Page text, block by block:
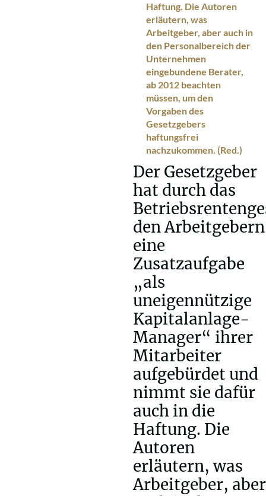
Haftung. Die Autoren
erläutern, was
Arbeitgeber, aber auch in
den Personalbereich der
Unternehmen
eingebundene Berater,
ab 2012 beachten
müssen, um den
Vorgaben des
Gesetzgebers
haftungsfrei
nachzukommen. (Red.)
Der Gesetzgeber
hat durch das
den Arbeitgebern
eine
Zusatzaufgabe
„als
uneigennützige
Kapitalanlage-
Manager“ ihrer
Mitarbeiter
aufgebürdet und
nimmt sie dafür
auch in die
Haftung. Die
Autoren
erläutern, was
Arbeitgeber, aber